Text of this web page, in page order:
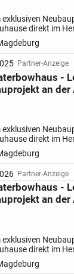
exklusiven
direkt im
Als Gebäude
unmittelbar
Partner-Anzeige
-
an
exklusiven
direkt im
Als Gebäude
unmittelbar
Partner-Anzeige
-
an
exklusiven
direkt im
Als Gebäude
unmittelbar